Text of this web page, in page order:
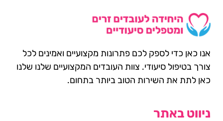
אנו כאן כדי לספק לכם פתרונות מקצועיים ואמינים לכל
צורך בטיפול סיעודי. צוות העובדים המקצועיים שלנו שלנו
כאן לתת את השירות הטוב ביותר בתחום.
ניווט באתר